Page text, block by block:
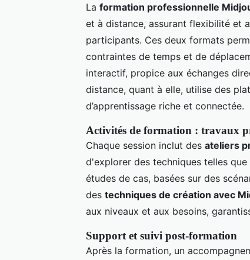
La formation professionnelle
et à distance, assurant flexibilité et
participants. Ces deux formats
contraintes de temps et de
interactif, propice aux échanges
distance, quant à elle, utilise des
d’apprentissage riche et connectée.
Activités de formation : travaux
Chaque session inclut des ateliers
d'explorer des techniques telles
études de cas, basées sur des
des techniques de création avec
aux niveaux et aux besoins,
Support et suivi post-formation
Après la formation, un